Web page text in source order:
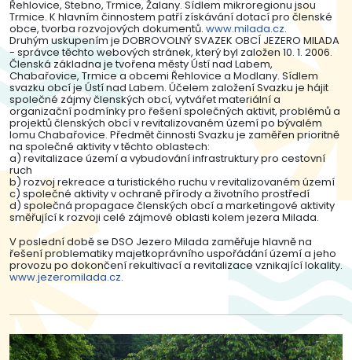
Řehlovice, Stebno, Trmice, Žalany. Sídlem mikroregionu jsou
Trmice. K hlavním činnostem patří získávání dotací pro členské
obce, tvorba rozvojových dokumentů. www.milada.cz.
Druhým uskupením je DOBROVOLNÝ SVAZEK OBCÍ JEZERO MILADA
- správce těchto webových stránek, který byl založen 10. 1. 2006.
Členská základna je tvořena městy Ústí nad Labem,
Chabařovice, Trmice a obcemi Řehlovice a Modlany. Sídlem
svazku obcí je Ústí nad Labem. Účelem založení Svazku je hájit
společné zájmy členských obcí, vytvářet materiální a
organizační podmínky pro řešení společných aktivit, problémů a
projektů členských obcí v revitalizovaném území po bývalém
lomu Chabařovice. Předmět činnosti Svazku je zaměřen prioritně
na společné aktivity v těchto oblastech:
a) revitalizace území a vybudování infrastruktury pro cestovní
ruch
b) rozvoj rekreace a turistického ruchu v revitalizovaném území
c) společné aktivity v ochraně přírody a životního prostředí
d) společná propagace členských obcí a marketingové aktivity
směřující k rozvoji celé zájmové oblasti kolem jezera Milada.
V poslední době se DSO Jezero Milada zaměřuje hlavně na
řešení problematiky majetkoprávního uspořádání území a jeho
provozu po dokončení rekultivací a revitalizace vznikající lokality.
www.jezeromilada.cz.